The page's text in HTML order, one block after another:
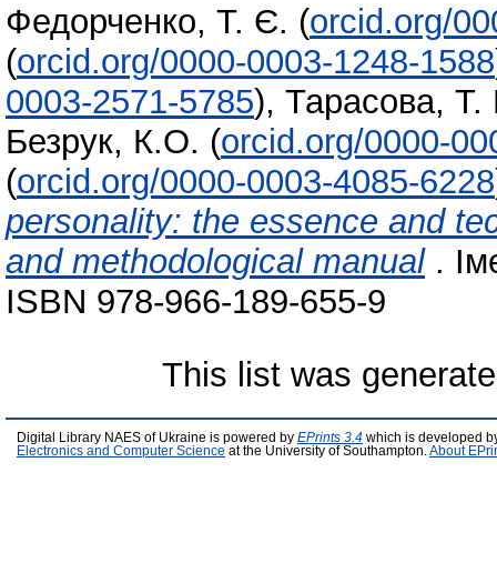
Федорченко, Т. Є. (orcid.org/
(orcid.org/0000-0003-1248-1588
0003-2571-5785), Тарасова, Т.
Безрук, К.О. (orcid.org/0000-
(orcid.org/0000-0003-4085-6228
personality: the essence and
and methodological manual.
ISBN 978-966-189-655-9
This list was
Digital Library NAES of Ukraine is powered by EPrints 3.4 which is developed
Electronics and Computer Science at the University of Southampton. About